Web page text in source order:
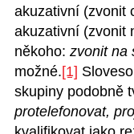
akuzativní (zvonit
akuzativní (zvonit
někoho: zvonit na
možné.[1]
skupiny podobně
protelefonovat,